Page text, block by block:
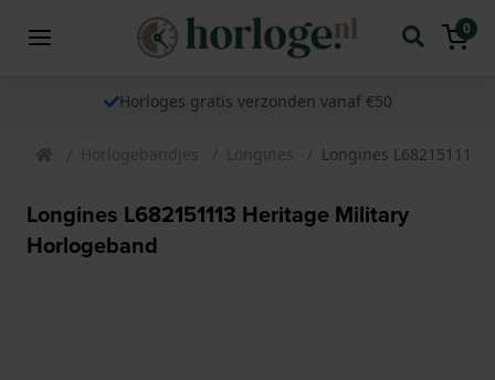
0
Horloges gratis verzonden vanaf €50
Horlogebandjes Longines Longines L682151113
Longines L682151113 Heritage Military
Horlogeband